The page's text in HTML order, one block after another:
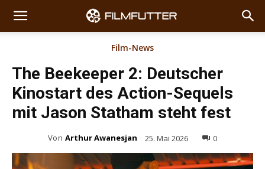
Film-News
The Beekeeper 2: Deutscher
Kinostart des Action-Sequels
mit Jason Statham steht fest
Von Arthur Awanesjan 25. Mai 2026 0